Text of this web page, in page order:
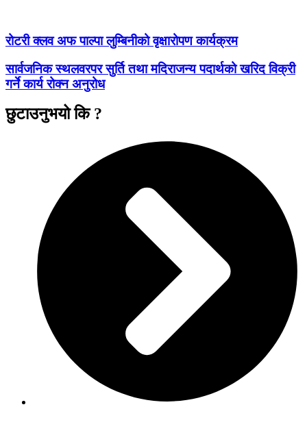
रोटरी क्लव अफ पाल्पा लुम्बिनीको वृक्षारोपण कार्यक्रम
सार्वजनिक स्थलवरपर सुर्ति तथा मदिराजन्य पदार्थको खरिद विक्री
गर्ने कार्य रोक्न अनुरोध
छुटाउनुभयो कि ?